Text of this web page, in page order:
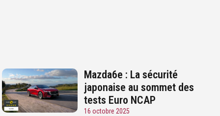
Mazda6e : La sécurité
japonaise au sommet des
tests Euro NCAP
16 octobre 2025